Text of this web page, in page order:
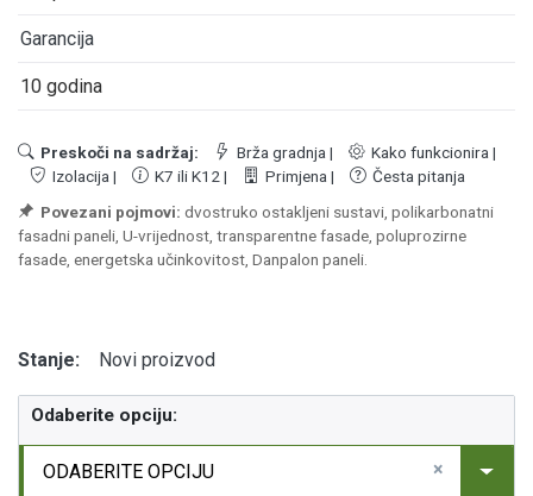
Garancija
10 godina
Preskoči na sadržaj: Brža gradnja | Kako funkcionira |
Izolacija | K7 ili K12 | Primjena |
Česta pitanja
Povezani pojmovi: dvostruko ostakljeni sustavi, polikarbonatni
fasadni paneli, U-vrijednost, transparentne fasade, poluprozirne
fasade, energetska učinkovitost, Danpalon paneli.
Stanje: Novi proizvod
Odaberite opciju:
×
ODABERITE OPCIJU